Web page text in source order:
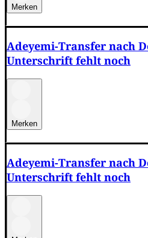
Merken
Adeyemi-Transfer nach
Unterschrift fehlt noch
Merken
Adeyemi-Transfer nach
Unterschrift fehlt noch